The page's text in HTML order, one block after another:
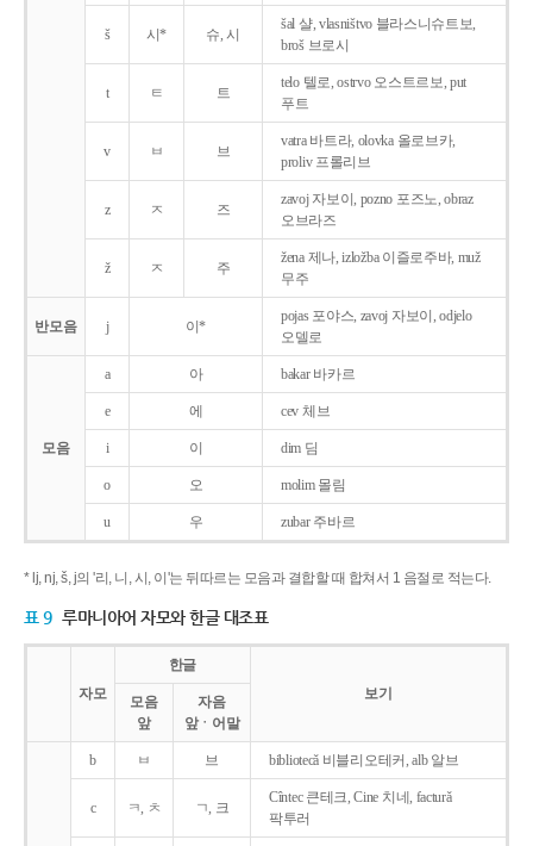
š 시* 슈, 시
šal 샬, vlasništvo 블라스니슈트보,
broš 브로시
t ㅌ 트
telo 텔로, ostrvo 오스트르보, put
푸트
v ㅂ 브
vatra 바트라, olovka 올로브카,
proliv 프롤리브
z ㅈ 즈
zavoj 자보이, pozno 포즈노, obraz
오브라즈
ž ㅈ 주
žena 제나, izložba 이즐로주바, muž
무주
반모음 j 이*
pojas 포야스, zavoj 자보이, odjelo
오델로
모음
a 아 bakar 바카르
e 에 cev 체브
i 이 dim 딤
o 오 molim 몰림
u 우 zubar 주바르
* lj, nj, š, j의 '리, 니, 시, 이'는 뒤따르는 모음과 결합할 때 합쳐서 1 음절로 적는다.
표 9 루마니아어 자모와 한글 대조표
자모
한글
보기
모음
앞
자음
앞ㆍ어말
b ㅂ 브 bibliotecǎ 비블리오테커, alb 알브
c ㅋ, ㅊ ㄱ, 크
Cîntec 큰테크, Cine 치네, facturǎ
팍투러